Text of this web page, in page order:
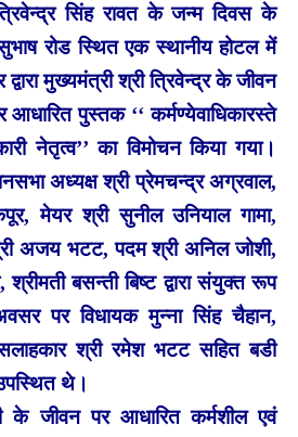
सिंह रावत के जन्म दिवस के
रोड स्थित एक स्थानीय होटल में
द्वारा मुख्यमंत्री श्री त्रिवेन्द्र के जीवन
आधारित पुस्तक ‘‘ कर्मण्येवाधिकारस्ते
नेतृत्व’’ का विमोचन किया गया।
अध्यक्ष श्री प्रेमचन्द्र अग्रवाल,
मेयर श्री सुनील उनियाल गामा,
अजय भटट, पदम श्री अनिल जोशी,
बसन्ती बिष्ट द्वारा संयुक्त रूप
पर विधायक मुन्ना सिंह चैहान,
श्री रमेश भटट सहित बडी
थे।
के जीवन पर आधारित कर्मशील एवं